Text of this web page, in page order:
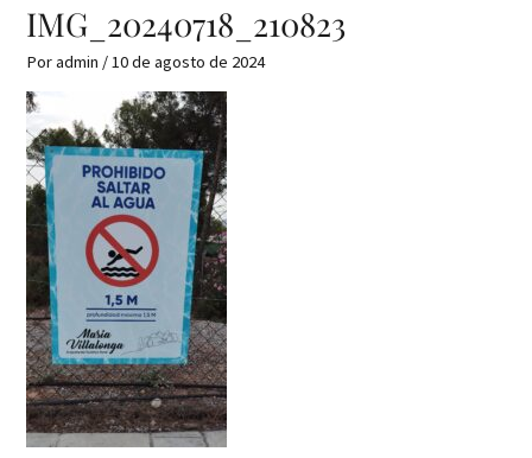
IMG_20240718_210823
Poradmin /10 de agosto de 2024